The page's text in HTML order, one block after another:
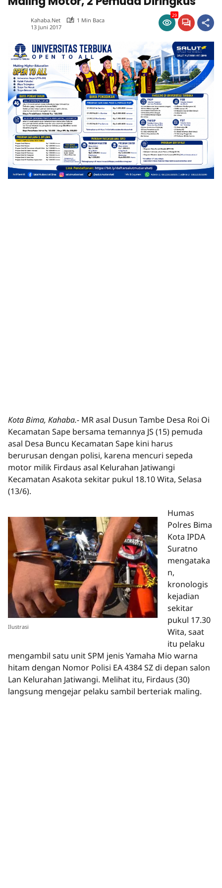
Kahaba.net
1 Min Baca
13 Juni 2017
29
Kota Bima, Kahaba.- MR asal Dusun Tambe Desa Roi Oi
Kecamatan Sape bersama temannya JS (15) pemuda
asal Desa Buncu Kecamatan Sape kini harus
berurusan dengan polisi, karena mencuri sepeda
motor milik Firdaus asal Kelurahan Jatiwangi
Kecamatan Asakota sekitar pukul 18.10 Wita, Selasa
(13/6).
Ilustrasi
Humas
Polres Bima
Kota IPDA
Suratno
mengataka
n,
kronologis
kejadian
sekitar
pukul 17.30
Wita, saat
itu pelaku
mengambil satu unit SPM jenis Yamaha Mio warna
hitam dengan Nomor Polisi EA 4384 SZ di depan salon
Lan Kelurahan Jatiwangi. Melihat itu, Firdaus (30)
langsung mengejar pelaku sambil berteriak maling.